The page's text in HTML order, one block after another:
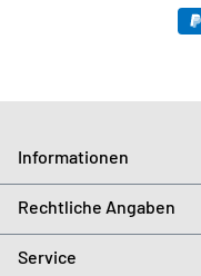
Informationen
Rechtliche Angaben
Service